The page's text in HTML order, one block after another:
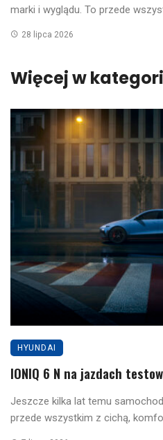
marki i wyglądu. To przede
28 lipca 2026
Więcej w
HYUNDAI
IONIQ 6 N na jazdach
Jeszcze kilka lat temu
przede wszystkim z cichą,